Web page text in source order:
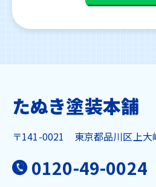
たぬき塗装本舗
〒141-0021 東京都品川区上
0120-49-0024